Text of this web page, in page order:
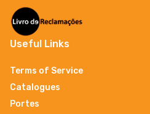
Useful Links
Terms of Service
Catalogues
Portes